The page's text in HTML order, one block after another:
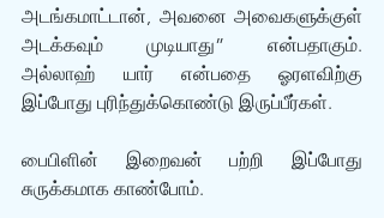
அடங்கமாட்டான், அவனை அவைகளுக்குள்
அடக்கவும் முடியாது” என்பதாகும்.
அல்லாஹ் யார் என்பதை ஓரளவிற்கு
இப்போது புரிந்துக்கொண்டு இருப்பீர்கள்.
பைபிளின் இறைவன் பற்றி இப்போது
சுருக்கமாக காண்போம்.